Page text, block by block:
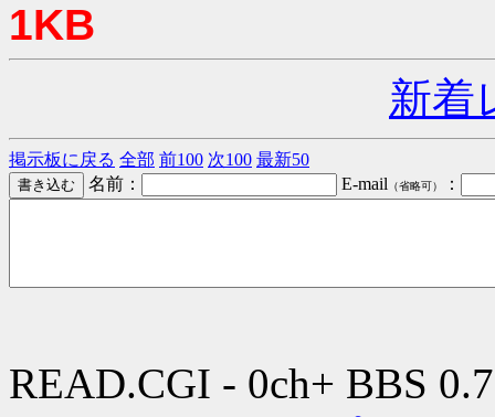
1KB
新着
掲示板に戻る 全部 前100 次100 最新50
名前：
E-mail （省略可） ：
READ.CGI - 0ch+ BBS